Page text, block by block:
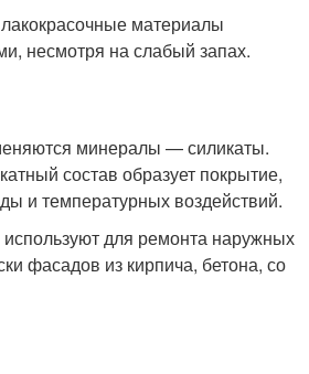
материалы
несмотря на слабый запах.
минералы — силикаты.
состав образует покрытие,
и температурных воздействий.
для ремонта наружных
фасадов из кирпича, бетона, со